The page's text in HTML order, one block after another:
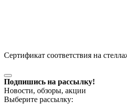
Сертификат соответствия на
Подпишись на рассылку!
Новости, обзоры, акции
Выберите рассылку: